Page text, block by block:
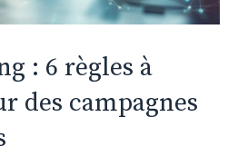
: 6 règles à
des campagnes